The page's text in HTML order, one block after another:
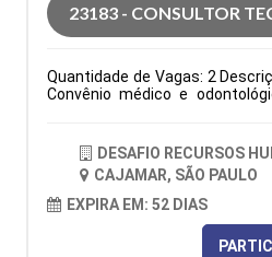
23183 - CONSULTOR
Quantidade de Vagas: 2
Convênio médico e
up, negociações, atendimento
e whatsapp, participação em
contratação: CLT Cidade:
Atuação: Administração
Formação
DESAFIO RECURSOS
CAJAMAR, SÃO PAULO
EXPIRA EM: 52 DIAS